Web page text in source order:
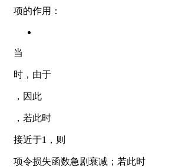
项的作用：
当
时，由于
，因此
，若此时
接近于1，则
项令损失函数急剧衰减；若此时